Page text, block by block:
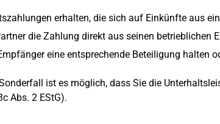
erhalten, die sich auf Einkünfte aus
die Zahlung direkt aus seinen betrieblichen
eine entsprechende Beteiligung halten
ist es möglich, dass Sie die
Abs. 2 EStG).